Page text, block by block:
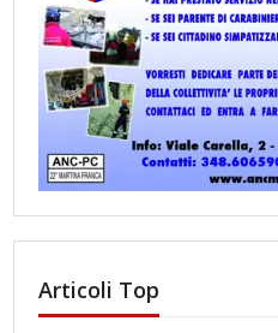
Articoli Top